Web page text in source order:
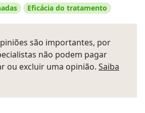
Eficácia do tratamento
são importantes, por
não podem pagar
ou excluir uma opinião. Saiba